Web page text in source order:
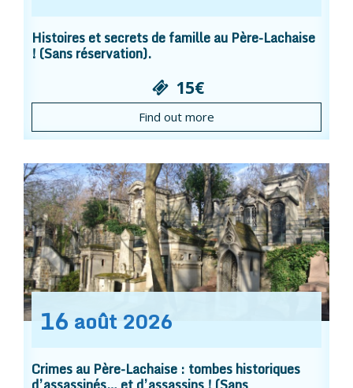
Histoires et secrets de famille au Père-Lachaise
! (Sans réservation).
15€
Find out more
16 août 2026
Crimes au Père-Lachaise : tombes historiques